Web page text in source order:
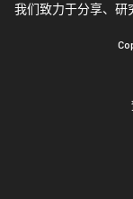
我们致力于分享、研